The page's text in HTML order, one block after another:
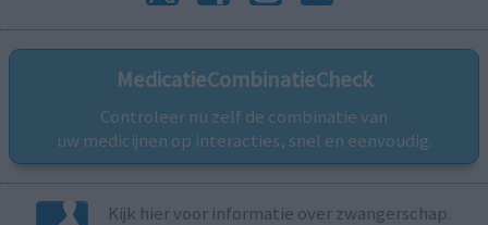
MedicatieCombinatieCheck
Controleer nu zelf de combinatie van
uw medicijnen op interacties, snel en eenvoudig.
Kijk hier voor informatie over zwangerschap.